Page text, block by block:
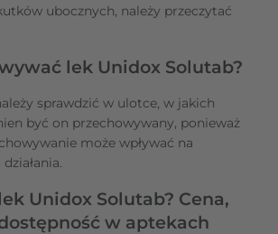
ubocznych, należy przeczytać
lek Unidox Solutab?
sprawdzić w ulotce, w jakich
być on przechowywany, ponieważ
może wpływać na
Unidox Solutab? Cena,
w aptekach